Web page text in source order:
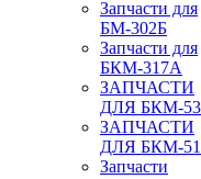
Запчасти для
БМ-302Б
Запчасти для
БКМ-317А
ЗАПЧАСТИ
ДЛЯ БКМ-
ЗАПЧАСТИ
ДЛЯ БКМ-
Запчасти